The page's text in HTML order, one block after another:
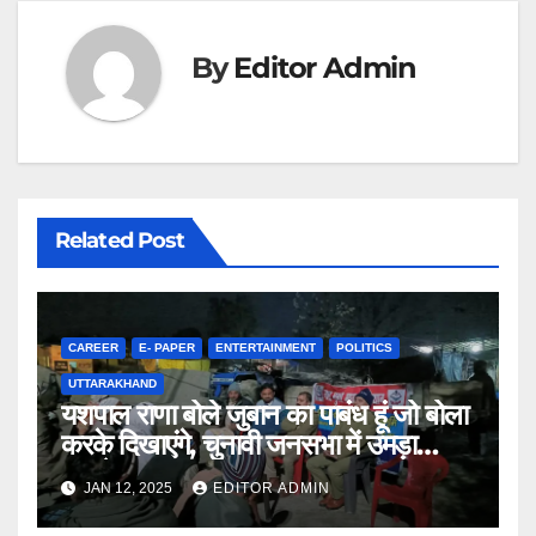
k
ByEditor Admin
Related Post
CAREER E- PAPER ENTERTAINMENT POLITICS
UTTARAKHAND
यशपाल राणा बोले जुबान का पाबंध हूं जो बोला
करके दिखाएंगे, चुनावी जनसभा में उमड़ा
जनसेलाब
JAN 12, 2025 EDITOR ADMIN